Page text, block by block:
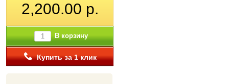
2,200.00 р.
В корзину
Купить за 1 клик